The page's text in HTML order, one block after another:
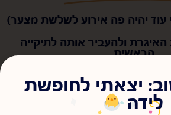
עוד יהיה פה אירוע לשלשת מצער)
ולהעביר אותה לתיקייה
הראשית.
הנה, ממש ככה:
יצאתי לחופשת
לידה